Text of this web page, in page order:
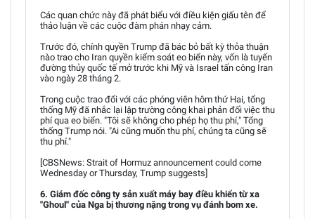
Các quan chức này đã phát biểu với điều kiện giấu tên để
thảo luận về các cuộc đàm phán nhạy cảm.
Trước đó, chính quyền Trump đã bác bỏ bất kỳ thỏa thuận
nào trao cho Iran quyền kiểm soát eo biển này, vốn là tuyến
đường thủy quốc tế mở trước khi Mỹ và Israel tấn công Iran
vào ngày 28 tháng 2.
Trong cuộc trao đổi với các phóng viên hôm thứ Hai, tổng
thống Mỹ đã nhắc lại lập trường công khai phản đối việc thu
phí qua eo biển. "Tôi sẽ không cho phép họ thu phí," Tổng
thống Trump nói. "Ai cũng muốn thu phí, chúng ta cũng sẽ
thu phí."
[CBSNews: Strait of Hormuz announcement could come
Wednesday or Thursday, Trump suggests]
6. Giám đốc công ty sản xuất máy bay điều khiển từ xa
"Ghoul" của Nga bị thương nặng trong vụ đánh bom xe.